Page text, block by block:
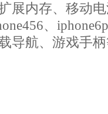
展内存、移动
、
导航、游戏手